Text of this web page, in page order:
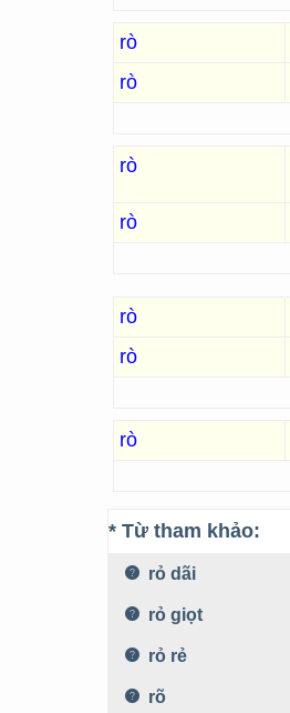
rò
rò
rò
rò
rò
rò
rò
* Từ tham khảo:
rỏ dãi
rỏ giọt
rỏ rẻ
rõ